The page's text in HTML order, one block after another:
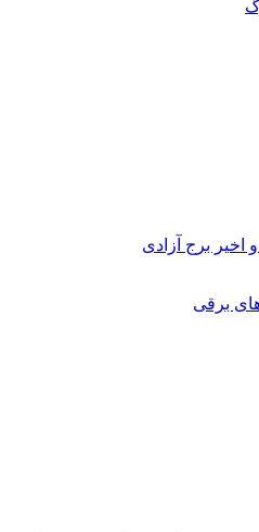
اخیر برج آزادی